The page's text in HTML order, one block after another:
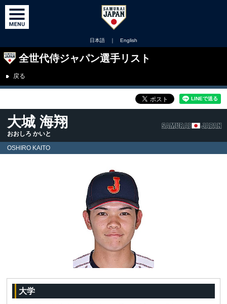
日本語 ｜ English
全世代侍ジャパン選手リスト
戻る
大城 海翔
おおしろ かいと
OSHIRO KAITO
大学